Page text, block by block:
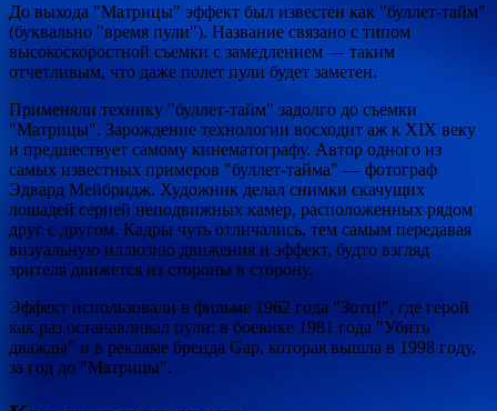
До выхода "Матрицы" эффект был известен как "буллет-тайм"
(буквально "время пули"). Название связано с типом
высокоскоростной съемки с замедлением — таким
отчетливым, что даже полет пули будет заметен.
Применяли технику "буллет-тайм" задолго до съемки
"Матрицы". Зарождение технологии восходит аж к XIX веку
и предшествует самому кинематографу. Автор одного из
самых известных примеров "буллет-тайма" — фотограф
Эдвард Мейбридж. Художник делал снимки скачущих
лошадей серией неподвижных камер, расположенных рядом
друг с другом. Кадры чуть отличались, тем самым передавая
визуальную иллюзию движения и эффект, будто взгляд
зрителя движется из стороны в сторону.
Эффект использовали в фильме 1962 года "Зотц!", где герой
как раз останавливал пули; в боевике 1981 года "Убить
дважды" и в рекламе бренда Gap, которая вышла в 1998 году,
за год до "Матрицы".